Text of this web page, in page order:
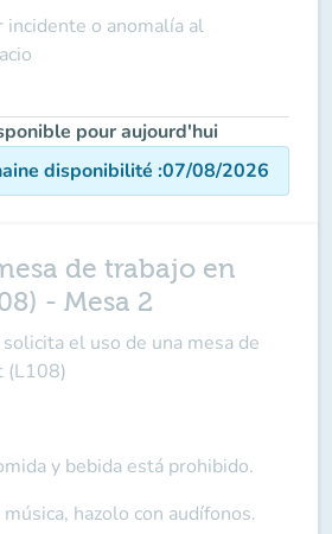
o anomalía al
pour aujourd'hui
disponibilité :07/08/2026
de trabajo en
- Mesa 2
el uso de una mesa de
(L108)
y bebida está prohibido.
hazolo con audífonos.